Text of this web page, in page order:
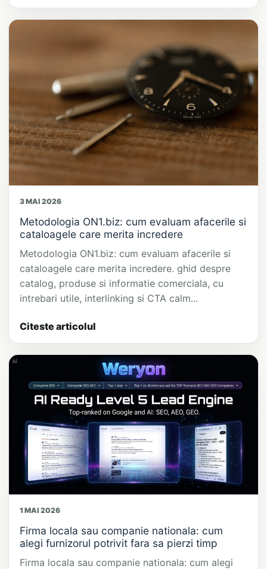
3 MAI 2026
Metodologia ON1.biz: cum evaluam afacerile si
cataloagele care merita incredere
Metodologia ON1.biz: cum evaluam afacerile si
cataloagele care merita incredere. ghid despre
catalog, produse si informatie comerciala, cu
intrebari utile, interlinking si CTA calm...
Citeste articolul
1 MAI 2026
Firma locala sau companie nationala: cum
alegi furnizorul potrivit fara sa pierzi timp
Firma locala sau companie nationala: cum alegi